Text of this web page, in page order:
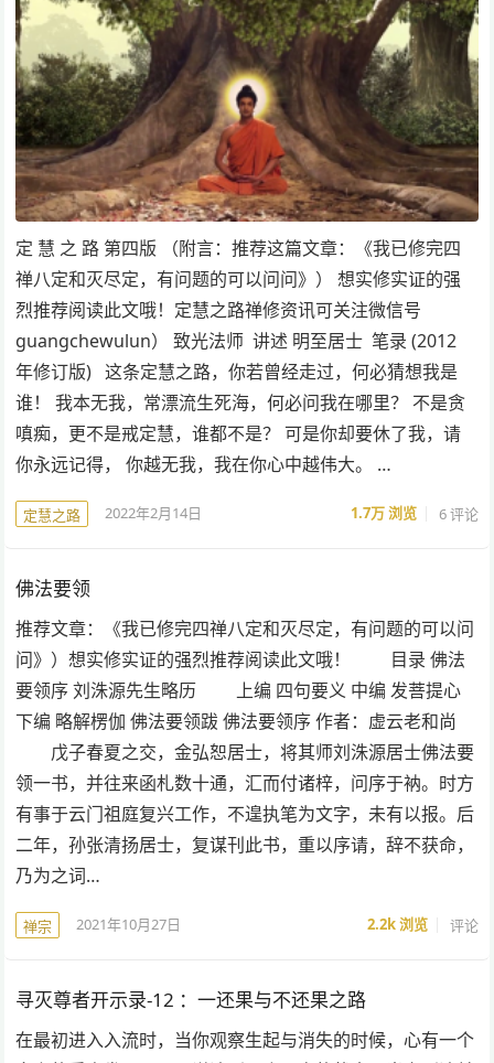
定 慧 之 路 第四版 （附言：推荐这篇文章：《我已修完四
禅八定和灭尽定，有问题的可以问问》） 想实修实证的强
烈推荐阅读此文哦！定慧之路禅修资讯可关注微信号
guangchewulun） 致光法师 讲述 明至居士 笔录 (2012
年修订版) 这条定慧之路，你若曾经走过，何必猜想我是
谁！ 我本无我，常漂流生死海，何必问我在哪里？ 不是贪
嗔痴，更不是戒定慧，谁都不是？ 可是你却要休了我，请
你永远记得， 你越无我，我在你心中越伟大。 …
定慧之路 2022年2月14日 1.7万浏览 6 评论
佛法要领
推荐文章：《我已修完四禅八定和灭尽定，有问题的可以问
问》）想实修实证的强烈推荐阅读此文哦！ 目录 佛法
要领序 刘洙源先生略历 上编 四句要义 中编 发菩提心
下编 略解楞伽 佛法要领跋 佛法要领序 作者：虚云老和尚
戊子春夏之交，金弘恕居士，将其师刘洙源居士佛法要
领一书，并往来函札数十通，汇而付诸梓，问序于衲。时方
有事于云门祖庭复兴工作，不遑执笔为文字，未有以报。后
二年，孙张清扬居士，复谋刊此书，重以序请，辞不获命，
乃为之词…
禅宗 2021年10月27日 2.2k浏览 评论
寻灭尊者开示录-12 ：一还果与不还果之路
在最初进入入流时，当你观察生起与消失的时候，心有一个